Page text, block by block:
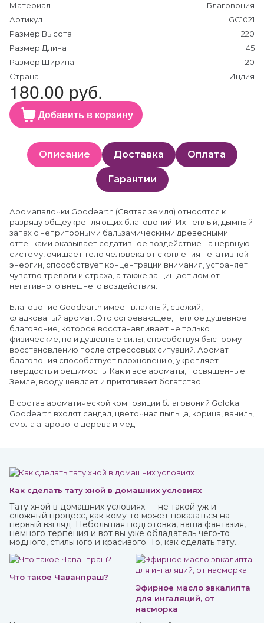
Материал
Благовония
Артикул
GC1021
Размер Высота
220
Размер Длина
45
Размер Ширина
20
Страна
Индия
180.00 руб.
Добавить в корзину
Описание Доставка Оплата
Гарантии
Аромапалочки Goodearth (Святая земля) относятся к
разряду общеукрепляющих благовоний. Их теплый, дымный
запах с неприторными бальзамическими древесными
оттенками оказывает седативное воздействие на нервную
систему, очищает тело человека от скопления негативной
энергии, способствует концентрации внимания, устраняет
чувство тревоги и страха, а также защищает дом от
негативного внешнего воздействия.
Благовоние Goodearth имеет влажный, свежий,
сладковатый аромат. Это согревающее, теплое душевное
благовоние, которое восстанавливает не только
физические, но и душевные силы, способствуя быстрому
восстановлению после стрессовых ситуаций. Аромат
благовония способствует вдохновению, укрепляет
твердость и решимость. Как и все ароматы, посвященные
Земле, воодушевляет и притягивает богатство.
В состав ароматической композиции благовоний Goloka
Goodearth входят сандал, цветочная пыльца, корица, ваниль,
смола агарового дерева и мёд.
Как сделать тату хной в домашних условиях
Тату хной в домашних условиях — не такой уж и
сложный процесс, как кому-то может показаться на
первый взгляд. Небольшая подготовка, ваша фантазия,
немного терпения и вот вы уже обладатель чего-то
модного, стильного и красивого. То, как сделать тату
Что такое Чаванпраш?
Эфирное масло эвкалипта
для ингаляций, от
насморка